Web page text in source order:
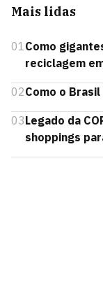
Mais lidas
01 Como
reciclagem
02Como o
03Legado da
shoppings